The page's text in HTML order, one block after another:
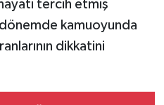
tercih etmiş
kamuoyunda
dikkatini